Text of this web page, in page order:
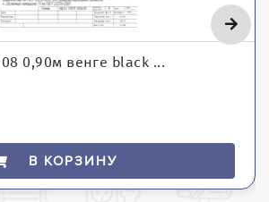
0,90м венге black ...
В КОРЗИНУ